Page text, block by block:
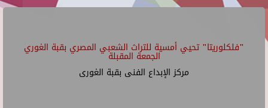
"فلكلوريتا" تحيي أمسية للتراث الشعبي المصري بقبة الغوري
الجمعة المقبلة
مركز الإبداع الفنى بقبة الغورى